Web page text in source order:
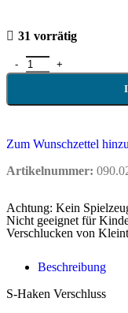
31 vorrätig
Zum Wunschzettel
Artikelnummer:
Achtung: Kein
Nicht geeignet für
Verschlucken von
Beschreibung
S-Haken Verschluss